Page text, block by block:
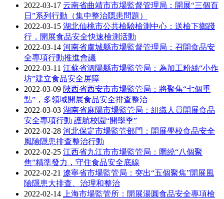
2022-03-17 云南省曲靖市市場監督管理局：開展“三個百
日”系列行動（集中整治隱患問題）
2022-03-15 湖北仙桃市公共檢驗檢測中心：送檢下鄉踐
行，開展食品安全快速檢測活動
2022-03-14 河南省虞城縣市場監督管理局：召開食品安
全專項行動推進會議
2022-03-11 江蘇省泗陽縣市場監管局：為加工粉絲“小作
坊”建立食品安全屏障
2022-03-09 陜西省西安市市場監管局：將聚焦“七個重
點”，多領域開展食品安全排查整治
2022-03-03 湖南省麻陽市場監管局：組織人員開展食品
安全專項行動 護航校園“開學季”
2022-02-28 河北保定市場監管部門：開展學校食品安全
風險隱患排查整治行動
2022-02-25 江西省九江市市場監管局：圍繞“八個聚
焦”精準發力，守住食品安全底線
2022-02-21 遼寧省市場監管局：突出“五個聚焦”開展風
險隱患大排查、治理和整治
2022-02-14
上海市場監管所：開展湯圓食品安全專項檢